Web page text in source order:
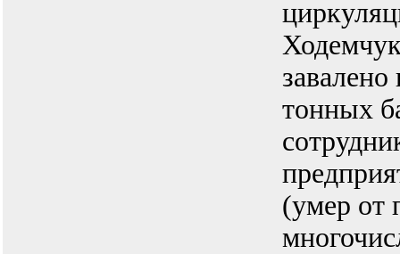
тонных
(умер от